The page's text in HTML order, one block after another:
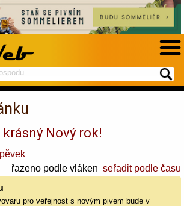
Nový rok!
řazeno podle vláken seřadit podle času
pro veřejnost s novým pivem bude v